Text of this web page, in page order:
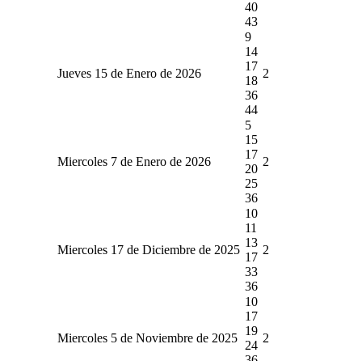
40
43
Jueves 15 de Enero de 2026
9
14
17
18
36
44
2
Miercoles 7 de Enero de 2026
5
15
17
20
25
36
2
Miercoles 17 de Diciembre de 2025
10
11
13
17
33
36
2
Miercoles 5 de Noviembre de 2025
10
17
19
24
2